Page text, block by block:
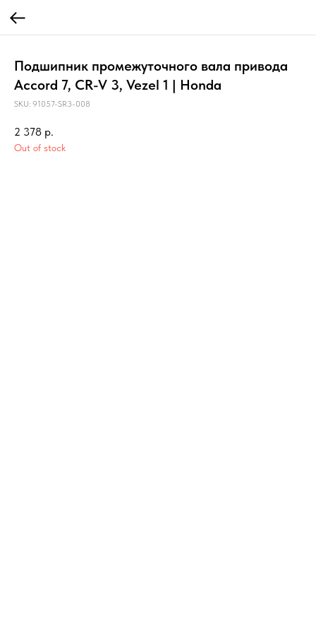
Подшипник промежуточного вала привода
Accord 7, CR-V 3, Vezel 1 | Honda
SKU: 91057-SR3-008
2 378 р.
Out of stock